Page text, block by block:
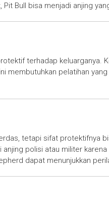
Bull bisa menjadi anjing
terhadap keluarganya.
membutuhkan pelatihan
tetapi sifat protektifnya
polisi atau militer
dapat menunjukkan